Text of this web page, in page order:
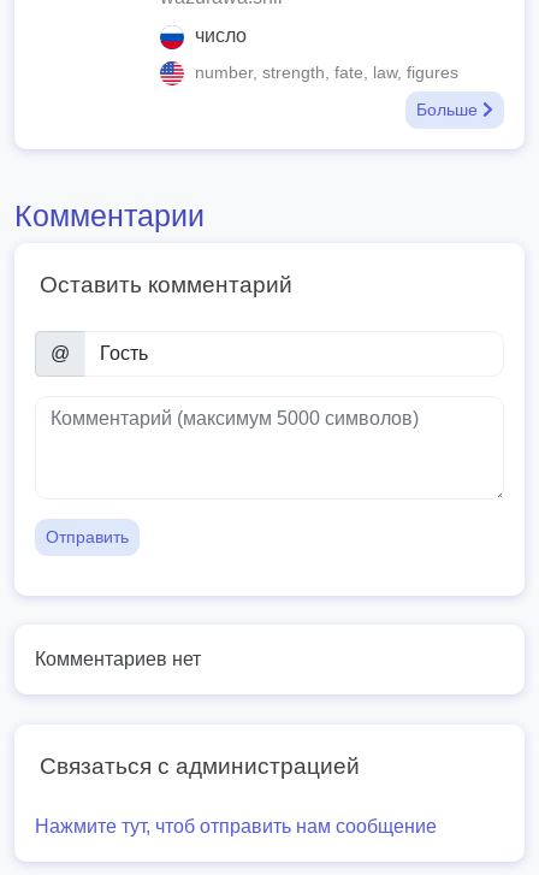
число
number, strength, fate, law, figures
Больше
Комментарии
Оставить комментарий
@
Отправить
Комментариев нет
Связаться с администрацией
Нажмите тут, чтоб отправить нам сообщение